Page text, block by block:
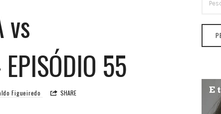
vs
55
Figueiredo SHARE
POR: